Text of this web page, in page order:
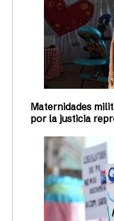
Maternidades
por la justicia